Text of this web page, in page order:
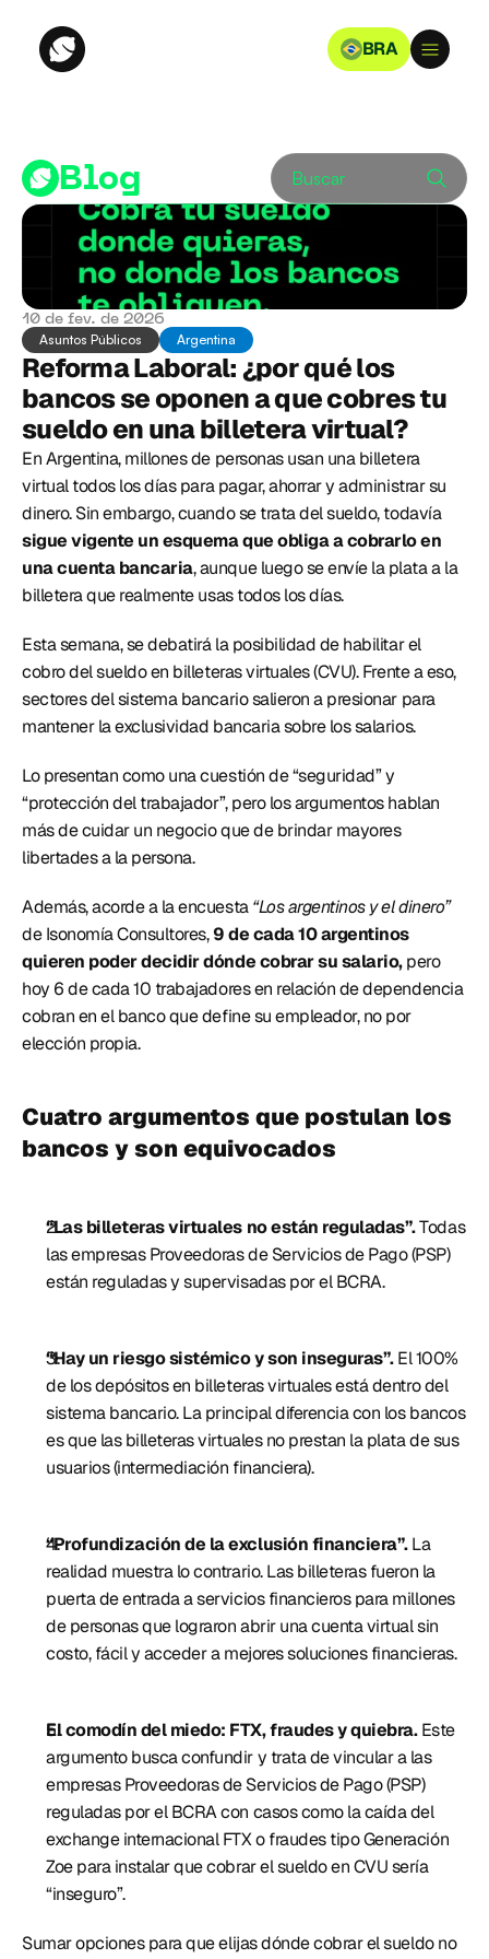
BRA
Blog Buscar
10 de fev. de 2026
Asuntos Públicos Argentina
Reforma Laboral: ¿por qué los
bancos se oponen a que cobres tu
sueldo en una billetera virtual?
En Argentina, millones de personas usan una billetera
virtual todos los días para pagar, ahorrar y administrar su
dinero. Sin embargo, cuando se trata del sueldo, todavía
sigue vigente un esquema que obliga a cobrarlo en
una cuenta bancaria, aunque luego se envíe la plata a la
billetera que realmente usas todos los días.
Esta semana, se debatirá la posibilidad de habilitar el
cobro del sueldo en billeteras virtuales (CVU). Frente a eso,
sectores del sistema bancario salieron a presionar para
mantener la exclusividad bancaria sobre los salarios.
Lo presentan como una cuestión de “seguridad” y
“protección del trabajador”, pero los argumentos hablan
más de cuidar un negocio que de brindar mayores
libertades a la persona.
Además, acorde a la encuesta “Los argentinos y el dinero”
de Isonomía Consultores, 9 de cada 10 argentinos
quieren poder decidir dónde cobrar su salario, pero
hoy 6 de cada 10 trabajadores en relación de dependencia
cobran en el banco que define su empleador, no por
elección propia.
Cuatro argumentos que postulan los
bancos y son equivocados
“Las billeteras virtuales no están reguladas”. Todas
las empresas Proveedoras de Servicios de Pago (PSP)
están reguladas y supervisadas por el BCRA.
“Hay un riesgo sistémico y son inseguras”. El 100%
de los depósitos en billeteras virtuales está dentro del
sistema bancario. La principal diferencia con los bancos
es que las billeteras virtuales no prestan la plata de sus
usuarios (intermediación financiera).
“Profundización de la exclusión financiera”. La
realidad muestra lo contrario. Las billeteras fueron la
puerta de entrada a servicios financieros para millones
de personas que lograron abrir una cuenta virtual sin
costo, fácil y acceder a mejores soluciones financieras.
El comodín del miedo: FTX, fraudes y quiebra. Este
argumento busca confundir y trata de vincular a las
empresas Proveedoras de Servicios de Pago (PSP)
reguladas por el BCRA con casos como la caída del
exchange internacional FTX o fraudes tipo Generación
Zoe para instalar que cobrar el sueldo en CVU sería
“inseguro”.
Sumar opciones para que elijas dónde cobrar el sueldo no